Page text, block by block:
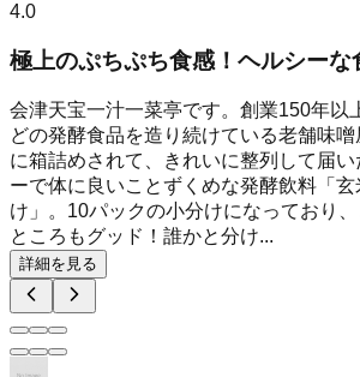
4.0
極上のぷちぷち食感！ヘルシーな
会津天宝一汁一菜亭です。創業150年以
どの発酵食品を造り続けている老舗味
に箱詰めされて、きれいに整列して届
ーで体に良いことずくめな発酵飲料「
け」。10パックの小分けになっており
ところもグッド！誰かと分け...
詳細を見る